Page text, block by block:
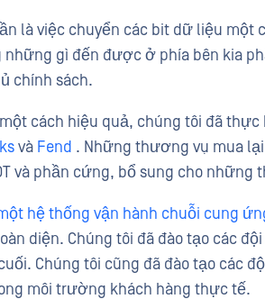
là việc chuyển các bit dữ liệu một
những gì đến được ở phía bên kia
chính sách.
cách hiệu quả, chúng tôi đã
và Fend . Những thương vụ mua
và phần cứng, bổ sung cho những
hệ thống vận hành chuỗi cung
diện. Chúng tôi đã đào tạo các
Chúng tôi cũng đã đào tạo các
môi trường khách hàng thực tế.